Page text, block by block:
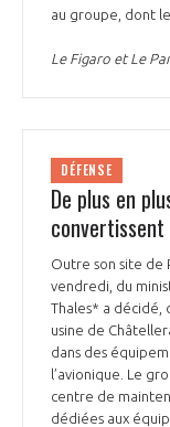
au groupe, dont
Le Figaro et Le
DÉFENSE
De plus en
Outre son site de
vendredi, du
Thales* a décidé,
usine de
dans des
l’avionique. Le
centre de
dédiées aux